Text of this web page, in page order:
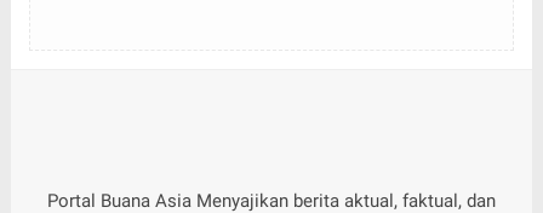
Portal Buana Asia Menyajikan berita aktual, faktual, dan